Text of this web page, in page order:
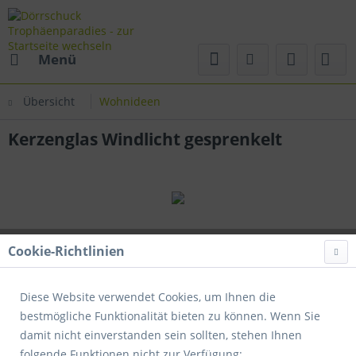
Menü
Übersicht Wohnideen
Kerzenglas Windlicht gesprenkelt
Cookie-Richtlinien
Diese Website verwendet Cookies, um Ihnen die
bestmögliche Funktionalität bieten zu können. Wenn Sie
damit nicht einverstanden sein sollten, stehen Ihnen